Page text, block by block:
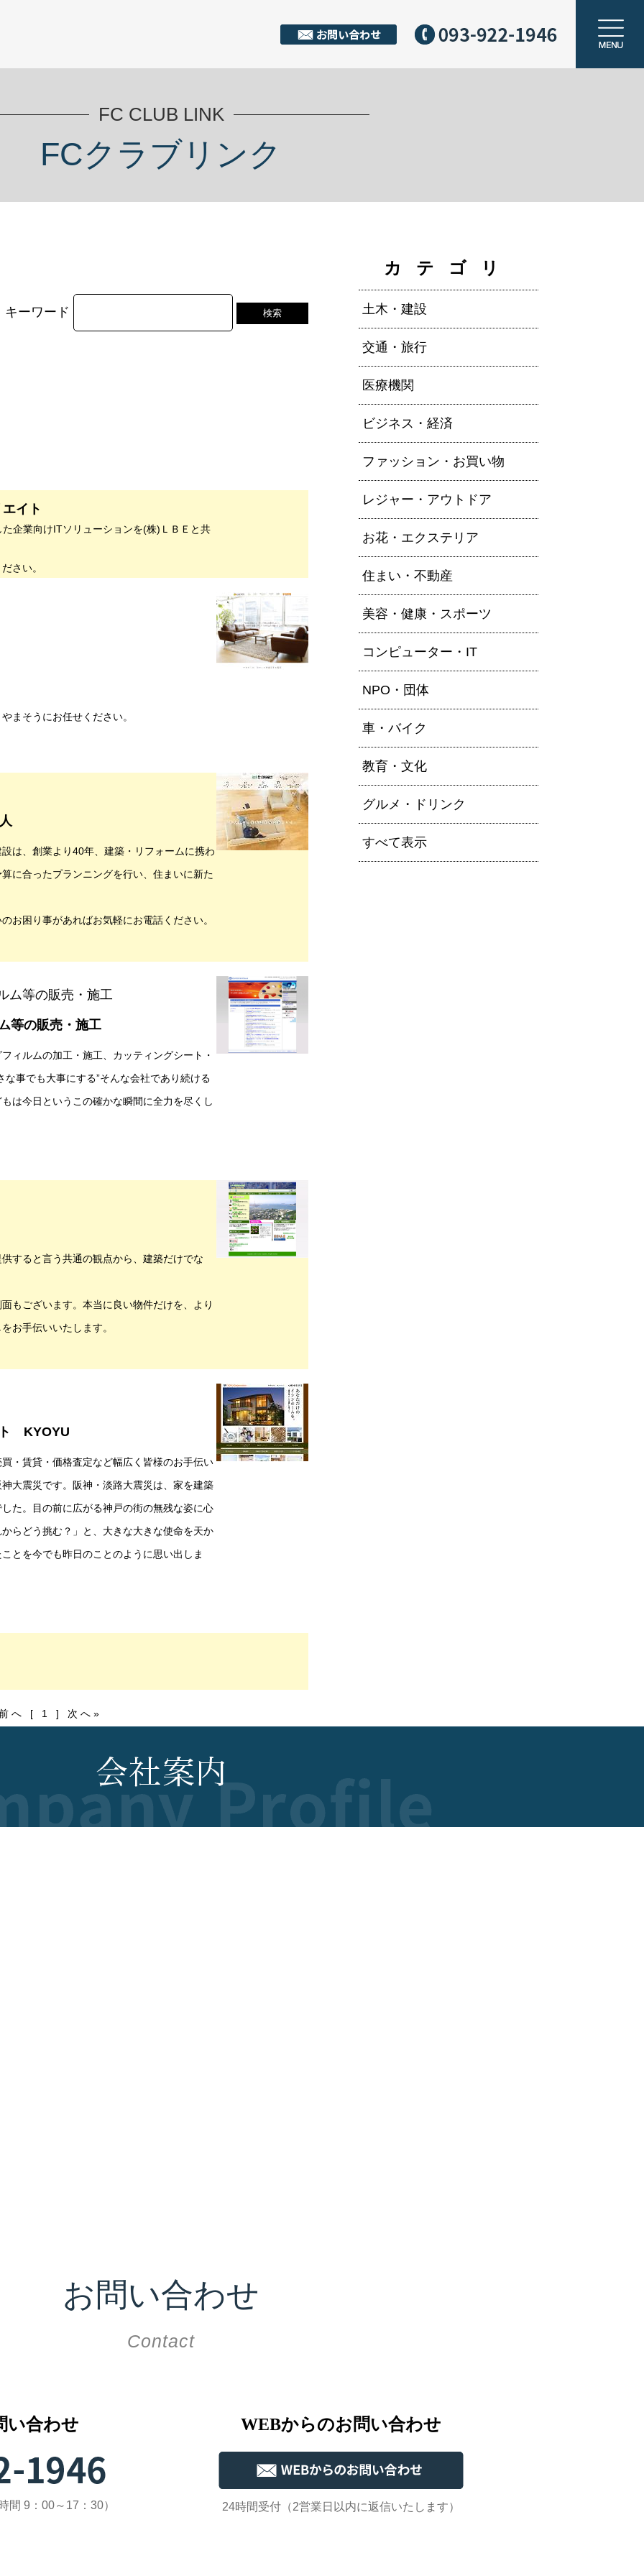
FC CLUB LINK
FCクラブリンク
キーワード
イト
企業向けITソリューションを(株)ＬＢＥと共
さい。
まそうにお任せください。
は、創業より40年、建築・リフォームに携わ
に合ったプランニングを行い、住まいに新た
お困り事があればお気軽にお電話ください。
等の販売・施工
ィルムの加工・施工、カッティングシート・
事でも大事にする”そんな会社であり続ける
は今日というこの確かな瞬間に全力を尽くし
すると言う共通の観点から、建築だけでな
もございます。本当に良い物件だけを、より
お手伝いいたします。
ト KYOYU
・賃貸・価格査定など幅広く皆様のお手伝い
大震災です。阪神・淡路大震災は、家を建築
た。目の前に広がる神戸の街の無残な姿に心
らどう挑む？」と、大きな大きな使命を天か
とを今でも昨日のことのように思い出しま
へ [ 1 ] 次へ»
カテゴリ
土木・建設
交通・旅行
医療機関
ビジネス・経済
ファッション・お買い物
レジャー・アウトドア
お花・エクステリア
住まい・不動産
美容・健康・スポーツ
コンピューター・IT
NPO・団体
車・バイク
教育・文化
グルメ・ドリンク
すべて表示
お問い合わせ
Contact
い合わせ
間 9：00～17：30）
WEBからのお問い合わせ
24時間受付（2営業日以内に返信いたします）